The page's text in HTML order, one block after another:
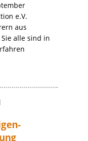
e.V.
aus
alle sind in